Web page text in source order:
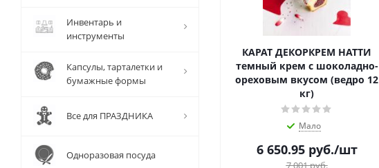
КАРАТ ДЕКОРКРЕМ НАТТИ
темный крем с шоколадно-
ореховым вкусом (ведро 12
кг)
Мало
6 650.95руб./шт
7 001руб.
Инвентарь и
инструменты
Капсулы, тарталетки и
бумажные формы
Все для ПРАЗДНИКА
Одноразовая посуда